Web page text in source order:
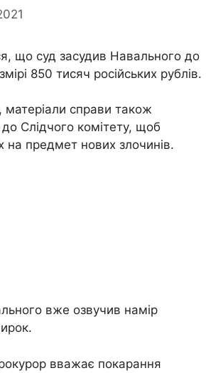
що суд засудив Навального до
850 тисяч російських рублів.
матеріали справи також
до Слідчого комітету, щоб
на предмет нових злочинів.
вже озвучив намір
вважає покарання